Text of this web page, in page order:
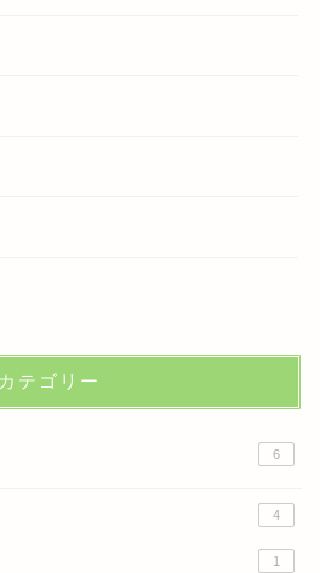
カテゴリー
6
4
1